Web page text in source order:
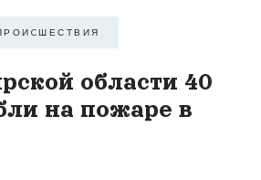
области 40
на пожаре в